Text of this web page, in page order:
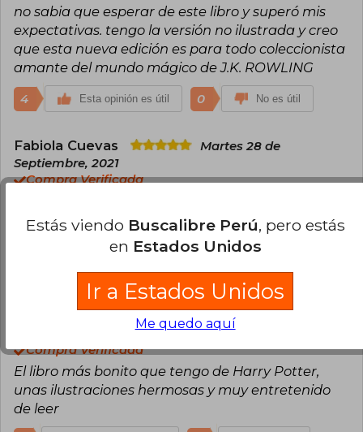
no sabia que esperar de este libro y superó mis
expectativas. tengo la versión no ilustrada y creo
que esta nueva edición es para todo coleccionista
amante del mundo mágico de J.K. ROWLING
4 Esta opinión es útil 0 No es útil
Fabiola Cuevas
Martes 28 de
Septiembre, 2021
Compra Verificada
este libro. Nutre con realismo la fantasía creada al
rededor de las historias de J.K Rowling.
Esta opinión es útil 1 No es útil
Javiera Belén Pérez Romero
Compra Verificada
El libro más bonito que tengo de Harry Potter,
unas ilustraciones hermosas y muy entretenido
de leer
Estás viendo Buscalibre Perú, pero estás
en Estados Unidos
Ir a Estados Unidos
Me quedo aquí